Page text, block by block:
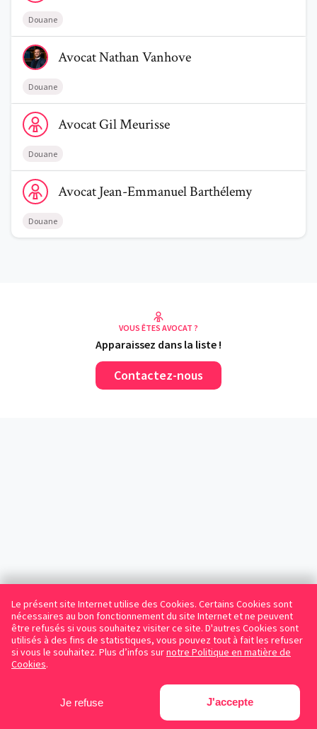
Le présent site Internet utilise des Cookies. Certains Cookies sont
nécessaires au bon fonctionnement du site Internet et ne peuvent
être refusés si vous souhaitez visiter ce site. D'autres Cookies sont
utilisés à des fins de statistiques, vous pouvez tout à fait les refuser
si vous le souhaitez. Plus d’infos surnotre Politique en matière de
Cookies.
Je refuse J'accepte
Douane
Voir le profil de AvocatNathan Vanhove
AvocatNathanVanhove
Douane
Voir le profil de AvocatGil Meurisse
AvocatGilMeurisse
Douane
Voir le profil de AvocatJean-Emmanuel Barthélemy
AvocatJean-EmmanuelBarthélemy
Douane
VOUS ÊTES AVOCAT ?
Apparaissez dans la liste !
Contactez-nous